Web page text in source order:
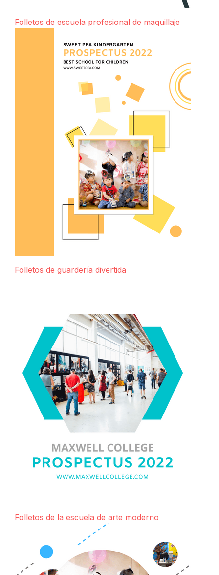
Folletos de escuela profesional de maquillaje
Folletos de guardería divertida
Folletos de la escuela de arte moderno